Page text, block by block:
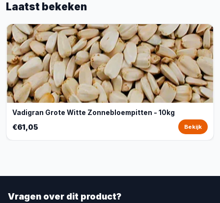
Laatst bekeken
Vadigran Grote Witte Zonnebloempitten - 10kg
€61,05 Bekijk
Vragen over dit product?